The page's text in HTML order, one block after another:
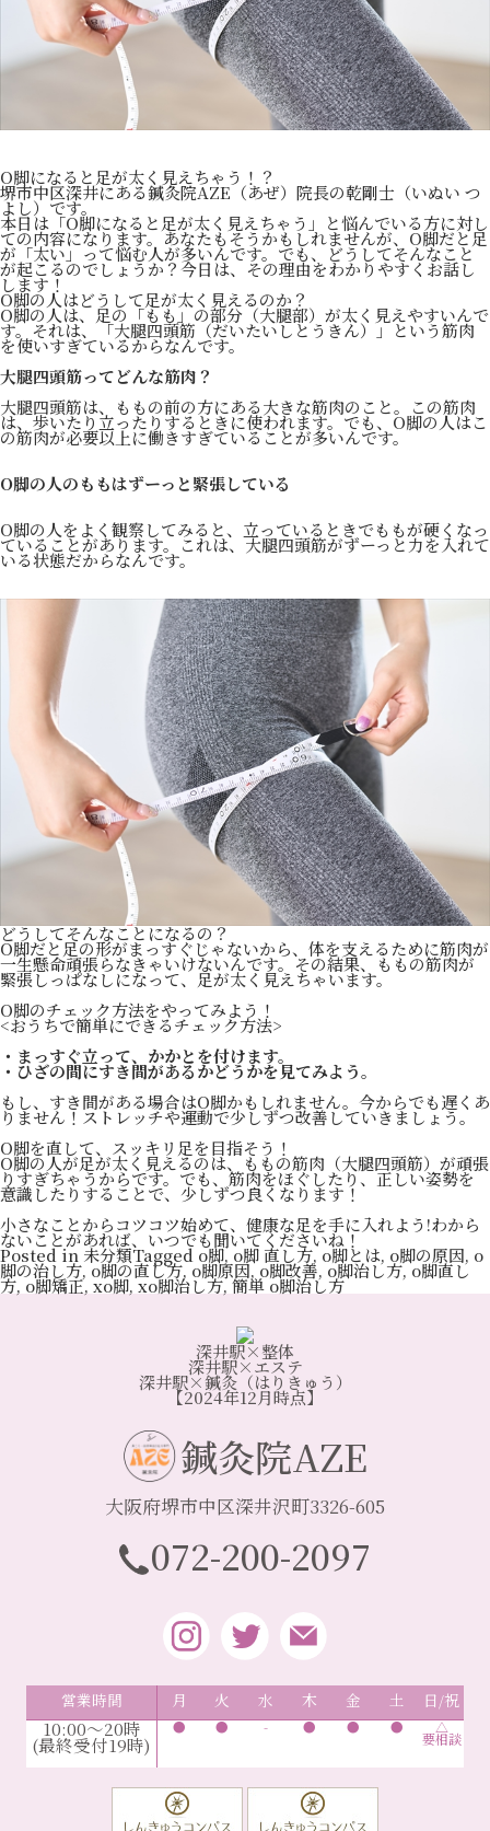
O脚になると足が太く見えちゃう！？
堺市中区深井にある鍼灸院AZE（あぜ）院長の乾剛士（いぬい つ
よし）です。
本日は「O脚になると足が太く見えちゃう」と悩んでいる方に対し
ての内容になります。あなたもそうかもしれませんが、O脚だと足
が「太い」って悩む人が多いんです。でも、どうしてそんなこと
が起こるのでしょうか？今日は、その理由をわかりやすくお話し
します！
O脚の人はどうして足が太く見えるのか？
O脚の人は、足の「もも」の部分（大腿部）が太く見えやすいんで
す。それは、「大腿四頭筋（だいたいしとうきん）」という筋肉
を使いすぎているからなんです。
大腿四頭筋ってどんな筋肉？
大腿四頭筋は、ももの前の方にある大きな筋肉のこと。この筋肉
は、歩いたり立ったりするときに使われます。でも、O脚の人はこ
の筋肉が必要以上に働きすぎていることが多いんです。
O脚の人のももはずーっと緊張している
O脚の人をよく観察してみると、立っているときでももが硬くなっ
ていることがあります。これは、大腿四頭筋がずーっと力を入れて
いる状態だからなんです。
どうしてそんなことになるの？
O脚だと足の形がまっすぐじゃないから、体を支えるために筋肉が
一生懸命頑張らなきゃいけないんです。その結果、ももの筋肉が
緊張しっぱなしになって、足が太く見えちゃいます。
O脚のチェック方法をやってみよう！
<おうちで簡単にできるチェック方法>
・まっすぐ立って、かかとを付けます。
・ひざの間にすき間があるかどうかを見てみよう。
もし、すき間がある場合はO脚かもしれません。今からでも遅くあ
りません！ストレッチや運動で少しずつ改善していきましょう。
O脚を直して、スッキリ足を目指そう！
O脚の人が足が太く見えるのは、ももの筋肉（大腿四頭筋）が頑張
りすぎちゃうからです。でも、筋肉をほぐしたり、正しい姿勢を
意識したりすることで、少しずつ良くなります！
小さなことからコツコツ始めて、健康な足を手に入れよう!わから
ないことがあれば、いつでも聞いてくださいね！
Posted in 未分類Tagged o脚, o脚 直し方, o脚とは, o脚の原因, o
脚の治し方, o脚の直し方, o脚原因, o脚改善, o脚治し方,o脚直し
方, o脚矯正, xo脚,xo脚治し方,簡単 o脚治し方
深井駅×整体
深井駅×エステ
深井駅×鍼灸（はりきゅう）
【2024年12月時点】
鍼灸院AZE
大阪府堺市中区深井沢町3326-605
072-200-2097
営業時間 月 火 水 木 金 土 日/祝
10:00～20時
(最終受付19時)
● ● - ● ● ● △
要相談